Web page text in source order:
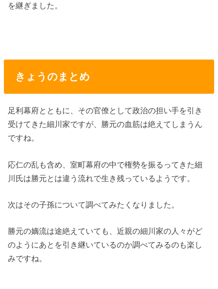
を継ぎました。
きょうのまとめ
足利幕府とともに、その官僚として政治の担い手を引き
受けてきた細川家ですが、勝元の血筋は絶えてしまうん
ですね。
応仁の乱も含め、室町幕府の中で権勢を振るってきた細
川氏は勝元とは違う流れで生き残っているようです。
次はその子孫について調べてみたくなりました。
勝元の嫡流は途絶えていても、近親の細川家の人々がど
のようにあとを引き継いているのか調べてみるのも楽し
みですね。